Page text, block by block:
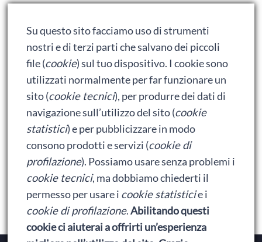
Ralph spacca Internet: analisi del film
Bumblebee: un buon film dei Transformers
Meta
Accedi
Feed dei contenuti
Feed dei commenti
WordPress.org
Su questo sito facciamo uso di strumenti
nostri e di terzi parti che salvano dei piccoli
file (cookie) sul tuo dispositivo. I cookie sono
utilizzati normalmente per far funzionare un
sito (cookie tecnici), per produrre dei dati di
navigazione sull’utilizzo del sito (cookie
statistici) e per pubblicizzare in modo
consono prodotti e servizi (cookie di
profilazione). Possiamo usare senza problemi i
cookie tecnici, ma dobbiamo chiederti il
permesso per usare i cookie statisticie i
cookie di profilazione.Abilitando questi
cookie ci aiuterai a offrirti un’esperienza